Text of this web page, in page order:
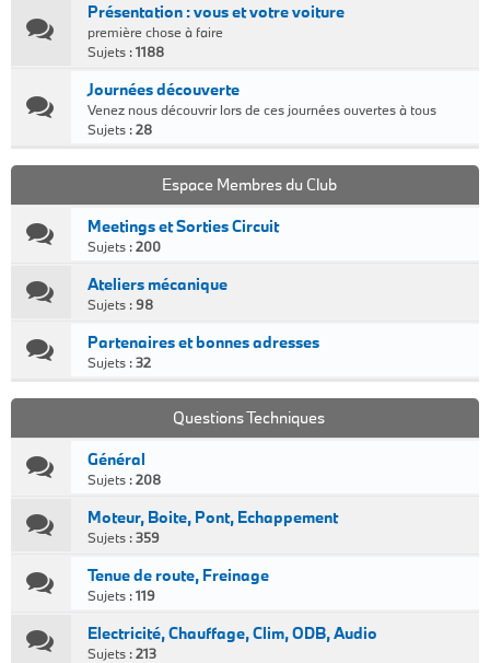
Présentation : vous et votre voiture
première chose à faire
Sujets :1188
Journées découverte
Venez nous découvrir lors de ces journées ouvertes à tous
Sujets :28
Espace Membres du Club
Meetings et Sorties Circuit
Sujets :200
Ateliers mécanique
Sujets :98
Partenaires et bonnes adresses
Sujets :32
Questions Techniques
Général
Sujets :208
Moteur, Boite, Pont, Echappement
Sujets :359
Tenue de route, Freinage
Sujets :119
Electricité, Chauffage, Clim, ODB, Audio
Sujets :213